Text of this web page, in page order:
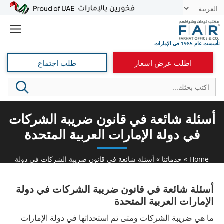
انتقل
المحتوى
اطلب عرض اسعار طلب اجتماع
أسئلة شائعة في قانون ضريبة الشركات
في دولة الإمارات العربية المتحدة
Home
» خدماتنا » أسئلة شائعة في قانون ضريبة الشركات في دولة
أسئلة شائعة في قانون ضريبة الشركات في دولة
الإمارات العربية المتحدة
ما هي ضريبة الشركات ومتى تم استحداثها في دولة الإمارات